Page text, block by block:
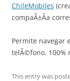
ChileMobiles
compaÃ±Ã­a
Permite navegar
telÃ©fono. 100%
This entry was